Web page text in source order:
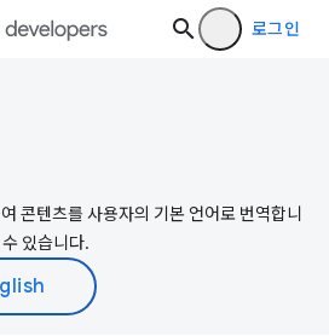
로그인
콘텐츠를 사용자의 기본 언어로 번역합니
있습니다.